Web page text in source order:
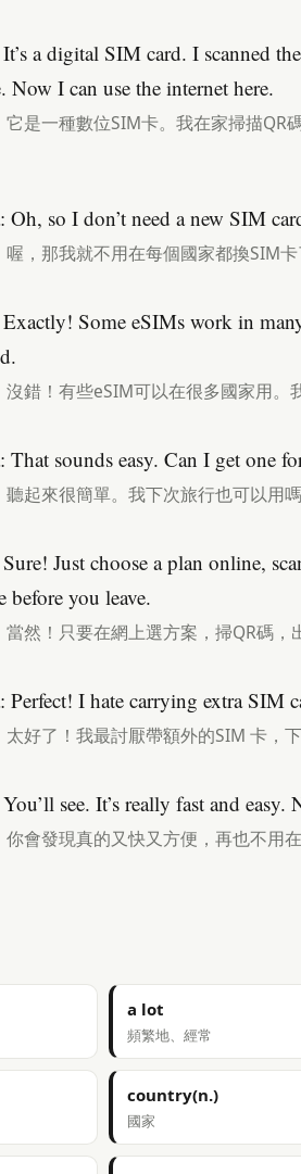
a digital SIM card. I scanned
Now I can use the internet here.
它是一種數位SIM卡。我在家掃描QR
Oh, so I don’t need a new SIM
喔，那我就不用在每個國家都換SIM卡
Some eSIMs work in
沒錯！有些eSIM可以在很多國家用。
That sounds easy. Can I get one
聽起來很簡單。我下次旅行也可以用
Just choose a plan online,
before you leave.
當然！只要在網上選方案，掃QR碼，
Perfect! I hate carrying extra SIM
太好了！我最討厭帶額外的SIM 卡，下
see. It’s really fast and
你會發現真的又快又方便，再也不用在
a lot
頻繁地、經常
country(n.)
國家